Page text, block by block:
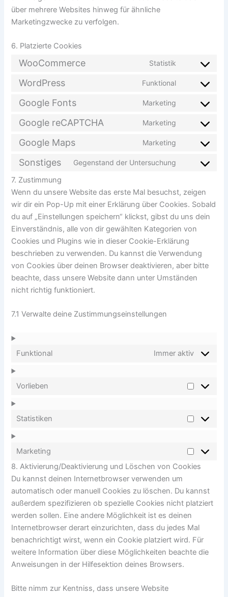
über mehrere Websites hinweg für ähnliche
Marketingzwecke zu verfolgen.
6. Platzierte Cookies
WooCommerce Statistik
Consent
WordPress Funktional
Consent
wordpress
Google Fonts Marketing
Consent
google-
Google reCAPTCHA Marketing
Consent
google-
Google Maps Marketing
Consent
maps
Sonstiges Gegenstand der Untersuchung
Consent
service
sonstiges
7. Zustimmung
Wenn du unsere Website das erste Mal besuchst, zeigen
wir dir ein Pop-Up mit einer Erklärung über Cookies. Sobald
du auf „Einstellungen speichern“ klickst, gibst du uns dein
Einverständnis, alle von dir gewählten Kategorien von
Cookies und Plugins wie in dieser Cookie-Erklärung
beschrieben zu verwenden. Du kannst die Verwendung
von Cookies über deinen Browser deaktivieren, aber bitte
beachte, dass unsere Website dann unter Umständen
nicht richtig funktioniert.
7.1 Verwalte deine Zustimmungseinstellungen
Funktional Immer aktiv
Vorlieben
Vorlieben
Statistiken
Marketing
Marketing
8. Aktivierung/Deaktivierung und Löschen von Cookies
Du kannst deinen Internetbrowser verwenden um
automatisch oder manuell Cookies zu löschen. Du kannst
außerdem spezifizieren ob spezielle Cookies nicht platziert
werden sollen. Eine andere Möglichkeit ist es deinen
Internetbrowser derart einzurichten, dass du jedes Mal
benachrichtigt wirst, wenn ein Cookie platziert wird. Für
weitere Information über diese Möglichkeiten beachte die
Anweisungen in der Hilfesektion deines Browsers.
Bitte nimm zur Kentniss, dass unsere Website